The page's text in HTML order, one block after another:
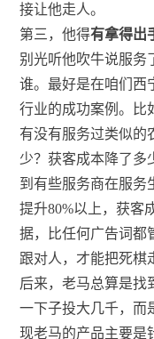
接让他走人。
第三，他得有拿得出
别光听他吹牛说服务
谁。最好是在咱们西
行业的成功案例。比
有没有服务过类似的
少？获客成本降了多
到有些服务商在服务
提升80%以上，获客
据，比任何广告词都
跟对人，才能把死棋
后来，老马总算是找
一下子投大几千，而
现老马的产品主要是